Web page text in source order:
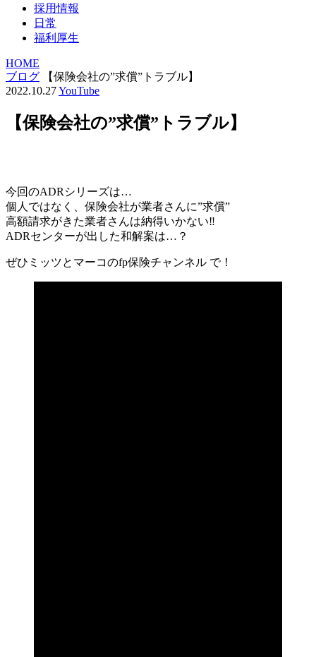
採用情報
日常
福利厚生
HOME
ブログ
【保険会社の”求償”トラブル】
2022.10.27YouTube
【保険会社の”求償”トラブル】
今回のADRシリーズは…
個人ではなく、保険会社が業者さんに”求償”
高額請求がきた業者さんは納得いかない‼︎
ADRセンターが出した和解案は…？
ぜひミッツとマーコのfp保険チャンネル で！